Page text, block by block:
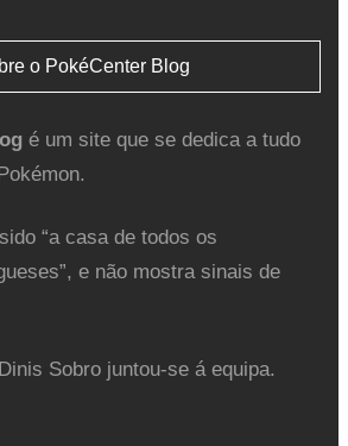
o PokéCenter Blog
é um site que se dedica a tudo
“a casa de todos os
e não mostra sinais de
Sobro juntou-se á equipa.